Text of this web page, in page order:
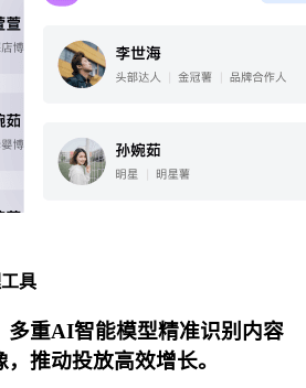
具
多重AI智能模型精准识别内容
推动投放高效增长。